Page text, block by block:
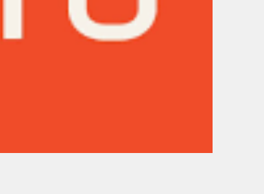
XIX Gaudeamus
Vilniuses 2022
aastapäev